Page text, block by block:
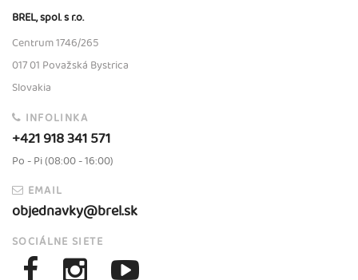
BREL, spol. s r.o.
Centrum 1746/265
017 01 Považská Bystrica
Slovakia
INFOLINKA
+421 918 341 571
Po - Pi (08:00 - 16:00)
EMAIL
objednavky@brel.sk
SOCIÁLNE SIETE